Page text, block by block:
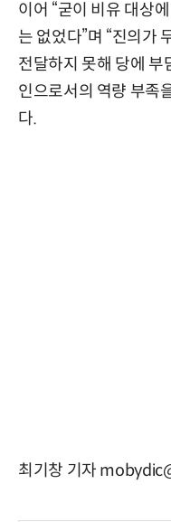
이어 “굳이 비유 대상
는 없었다”며 “진의가
전달하지 못해 당에 부
인으로서의 역량 부족
다.
최기창 기자